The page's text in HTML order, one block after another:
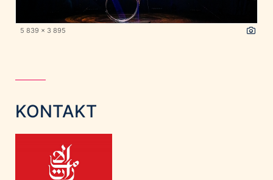
5 839 x 3 895
KONTAKT